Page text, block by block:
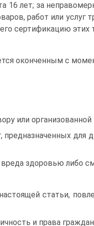
16 лет; за
работ или услуг
сертификацию этих
оконченным с
или организованной
для
здоровью либо
статьи,
и права граждан